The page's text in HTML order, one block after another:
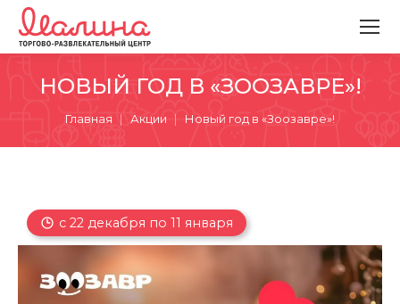
НОВЫЙ ГОД В «ЗООЗАВРЕ»!
Вы здесь:
Главная Акции Новый год в «Зоозавре»!
с 22 декабря по 11 января